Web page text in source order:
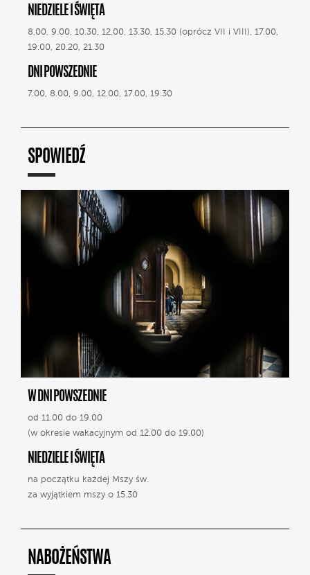
NIEDZIELE I ŚWIĘTA
8.00, 9.00, 10.30, 12.00, 13.30, 15.30 (oprócz VII i VIII), 17.00,
19.00, 20.20, 21.30
DNI POWSZEDNIE
7.00, 8.00, 9.00, 12.00, 17.00, 19.30
SPOWIEDŹ
W DNI POWSZEDNIE
od 11.00 do 19.00
(w okresie wakacyjnym od 12.00 do 19.00)
NIEDZIELE I ŚWIĘTA
na początku każdej Mszy św.
za wyjątkiem mszy o 15.30
NABOŻEŃSTWA